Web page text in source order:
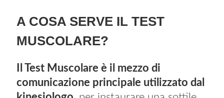
A COSA SERVE IL TEST
MUSCOLARE?
Il Test Muscolare è il mezzo di
comunicazione principale utilizzato dal